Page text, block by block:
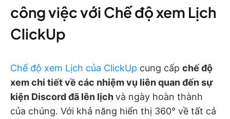
công việc với Chế độ xem Lịch
ClickUp
Chế độ xem Lịch của ClickUp cung cấp chế độ
xem chi tiết về các nhiệm vụ liên quan đến sự
kiện Discord đã lên lịchvà ngày hoàn thành
của chúng. Với khả năng hiển thị 360° về tất cả